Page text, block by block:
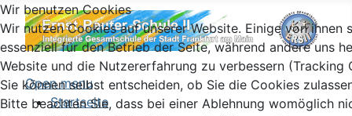
Open menu
Startseite
Wir benutzen Cookies
Wir nutzen Cookies auf unserer Website. Einige von ihnen
essenziell für den Betrieb der Seite, während andere uns
Website und die Nutzererfahrung zu verbessern (Tracking
Sie können selbst entscheiden, ob Sie die Cookies
Bitte beachten Sie, dass bei einer Ablehnung womöglich